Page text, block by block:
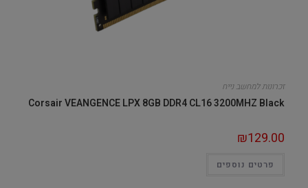
זכרונות למחשב נייח
Corsair VEANGENCE LPX 8GB DDR4 CL16 3200MHZ Black
₪129.00
פרטים נוספים